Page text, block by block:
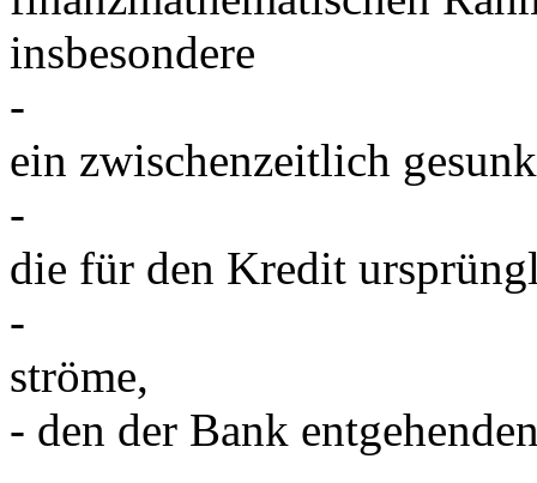
insbesondere
-
ein zwischenzeitlich
-
die für den Kredit
-
ströme,
- den der Bank